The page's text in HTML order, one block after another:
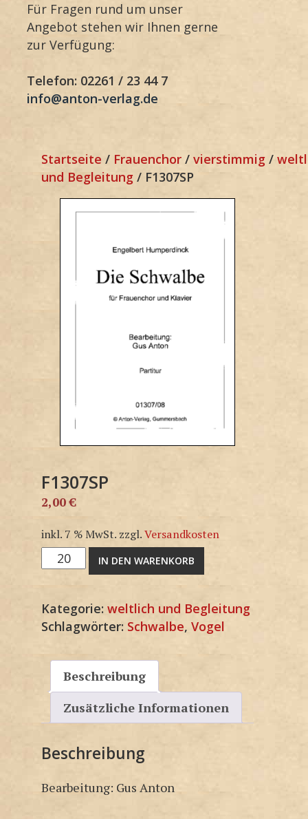
Für Fragen rund um unser
Angebot stehen wir Ihnen gerne
zur Verfügung:
Telefon: 02261 / 23 44 7
info@anton-verlag.de
Startseite / Frauenchor / vierstimmig /
und Begleitung / F1307SP
F1307SP
2,00€
inkl. 7 % MwSt. zzgl.Versandkosten
F1307SP
Menge
IN DEN WARENKORB
Kategorie: weltlich und Begleitung
Schlagwörter: Schwalbe, Vogel
Beschreibung
Zusätzliche Informationen
Beschreibung
Bearbeitung: Gus Anton